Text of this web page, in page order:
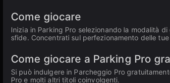
Come giocare
Inizia in Parking Pro selezionando la modalità
sfide. Concentrati sul perfezionamento delle
Come giocare a Parking Pro
Si può indulgere in Parcheggio Pro
Pro e molti altri titoli coinvolgenti.